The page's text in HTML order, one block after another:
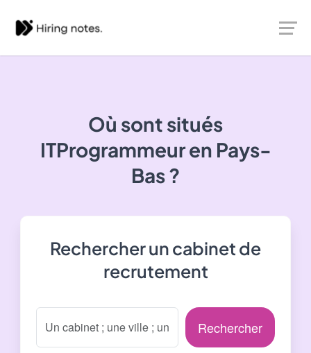
Où sont situés
ITProgrammeuren Pays-
Bas ?
Rechercher un cabinet de
recrutement
Rechercher